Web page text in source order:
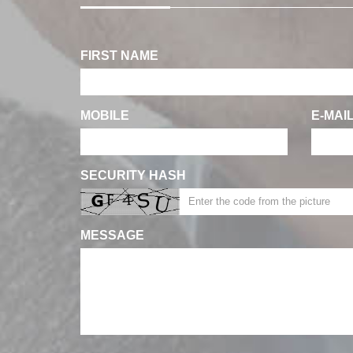
FIRST NAME
MOBILE E-
SECURITY HASH
MESSAGE